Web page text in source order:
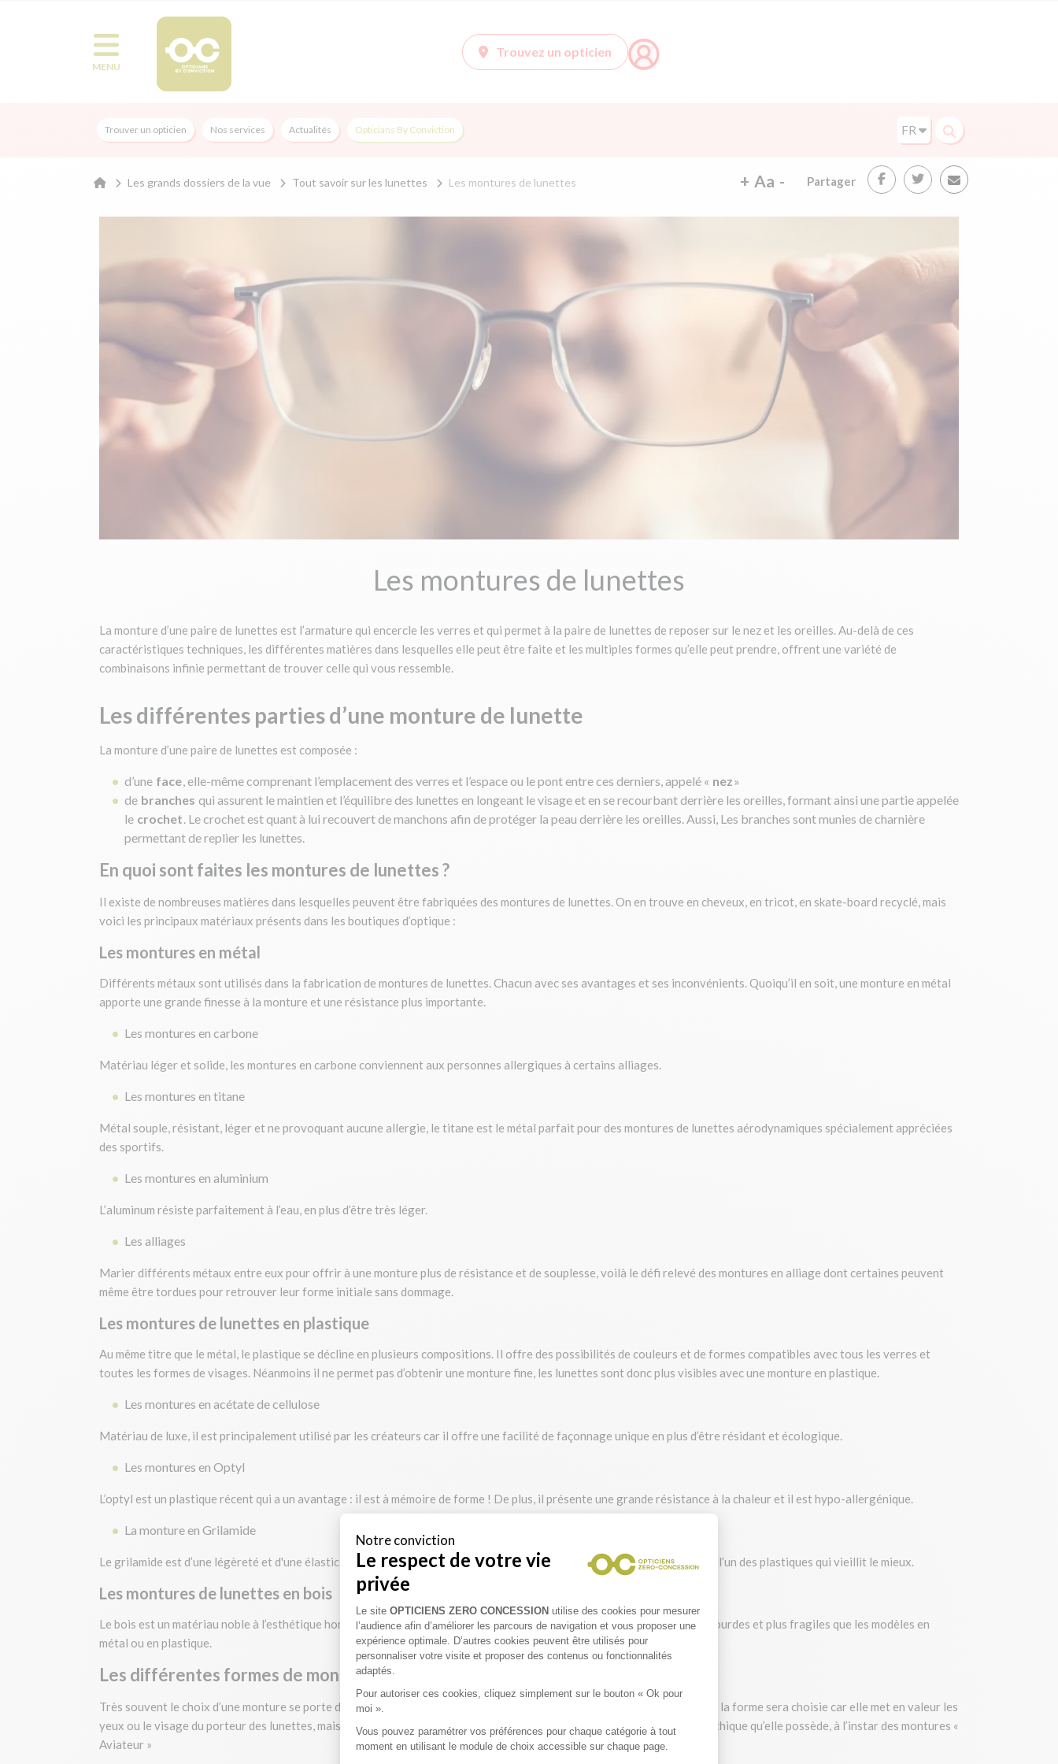
MENU
Trouvez un opticien
Trouver un opticien Nos services Actualités Opticians By Conviction FR
Les grands dossiers de la vue Tout savoir sur les lunettes Les montures de lunettes + Aa - Partager
Les montures de lunettes
La monture d’une paire de lunettes est l’armature qui encercle les verres et qui permet à la paire de lunettes de reposer sur le nez et les oreilles. Au-delà de ces
caractéristiques techniques, les différentes matières dans lesquelles elle peut être faite et les multiples formes qu’elle peut prendre, offrent une variété de
combinaisons infinie permettant de trouver celle qui vous ressemble.
Les différentes parties d’une monture de lunette
La monture d’une paire de lunettes est composée :
d’une face , elle-même comprenant l’emplacement des verres et l’espace ou le pont entre ces derniers, appelé « nez»
de branches qui assurent le maintien et l’équilibre des lunettes en longeant le visage et en se recourbant derrière les oreilles, formant ainsi une partie appelée
le crochet . Le crochet est quant à lui recouvert de manchons afin de protéger la peau derrière les oreilles. Aussi, Les branches sont munies de charnière
permettant de replier les lunettes.
En quoi sont faites les montures de lunettes ?
Il existe de nombreuses matières dans lesquelles peuvent être fabriquées des montures de lunettes. On en trouve en cheveux, en tricot, en skate-board recyclé, mais
voici les principaux matériaux présents dans les boutiques d’optique :
Les montures en métal
Différents métaux sont utilisés dans la fabrication de montures de lunettes. Chacun avec ses avantages et ses inconvénients. Quoiqu’il en soit, une monture en métal
apporte une grande finesse à la monture et une résistance plus importante.
Les montures en carbone
Matériau léger et solide, les montures en carbone conviennent aux personnes allergiques à certains alliages.
Les montures en titane
Métal souple, résistant, léger et ne provoquant aucune allergie, le titane est le métal parfait pour des montures de lunettes aérodynamiques spécialement appréciées
des sportifs.
Les montures en aluminium
L’aluminum résiste parfaitement à l’eau, en plus d’être très léger.
Les alliages
Marier différents métaux entre eux pour offrir à une monture plus de résistance et de souplesse, voilà le défi relevé des montures en alliage dont certaines peuvent
même être tordues pour retrouver leur forme initiale sans dommage.
Les montures de lunettes en plastique
Au même titre que le métal, le plastique se décline en plusieurs compositions. Il offre des possibilités de couleurs et de formes compatibles avec tous les verres et
toutes les formes de visages. Néanmoins il ne permet pas d’obtenir une monture fine, les lunettes sont donc plus visibles avec une monture en plastique.
Les montures en acétate de cellulose
Matériau de luxe, il est principalement utilisé par les créateurs car il offre une facilité de façonnage unique en plus d’être résidant et écologique.
Les montures en Optyl
L’optyl est un plastique récent qui a un avantage : il est à mémoire de forme ! De plus, il présente une grande résistance à la chaleur et il est hypo-allergénique.
La monture en Grilamide
Le grilamide est d’une légèreté et d'une élasticité extrême permettant une grande liberté de mouvement. C’est d'ailleurs l’un des plastiques qui vieillit le mieux.
Les montures de lunettes en bois
Le bois est un matériau noble à l’esthétique hors pair qui rend malheureusement les montures de lunettes relativement lourdes et plus fragiles que les modèles en
métal ou en plastique.
Les différentes formes de montures de lunettes
Très souvent le choix d’une monture se porte davantage sur sa forme que sur la matière dont elle est composée. Parfois la forme sera choisie car elle met en valeur les
yeux ou le visage du porteur des lunettes, mais d’autres fois elle sera choisie pour son effet de mode ou le caractère mythique qu’elle possède, à l’instar des montures «
Aviateur »
Notre conviction
Le respect de votre vie
privée
Plateforme de Gestion du Consentement : Personnalisez vos Options
Le site OPTICIENS ZERO CONCESSION utilise des cookies pour mesurer
l’audience afin d’améliorer les parcours de navigation et vous proposer une
expérience optimale. D’autres cookies peuvent être utilisés pour
personnaliser votre visite et proposer des contenus ou fonctionnalités
adaptés.
Pour autoriser ces cookies, cliquez simplement sur le bouton « Ok pour
moi ».
Vous pouvez paramétrer vos préférences pour chaque catégorie à tout
moment en utilisant le module de choix accessible sur chaque page.